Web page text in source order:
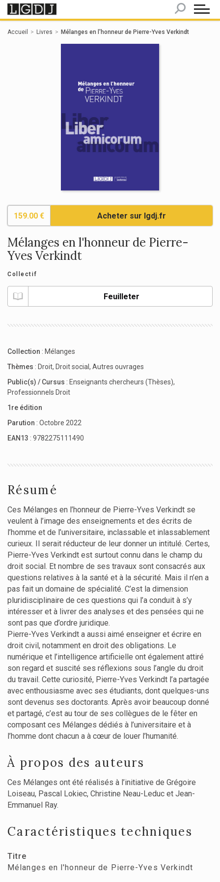
Accueil Livres Mélanges en l'honneur de Pierre-Yves Verkindt
159.00 € Acheter sur lgdj.fr
Mélanges en l'honneur de Pierre-
Yves Verkindt
Collectif
Feuilleter
Collection : Mélanges
Thèmes : Droit, Droit social , Autres ouvrages
Public(s) / Cursus : Enseignants chercheurs (Thèses),
Professionnels Droit
1re édition
Parution : Octobre 2022
EAN13 : 9782275111490
Résumé
Ces Mélanges en l’honneur de Pierre-Yves Verkindt se
veulent à l’image des enseignements et des écrits de
l’homme et de l’universitaire, inclassable et inlassablement
curieux. Il serait réducteur de leur donner un intitulé. Certes,
Pierre-Yves Verkindt est surtout connu dans le champ du
droit social. Et nombre de ses travaux sont consacrés aux
questions relatives à la santé et à la sécurité. Mais il n’en a
pas fait un domaine de spécialité. C’est la dimension
pluridisciplinaire de ces questions qui l’a conduit à s’y
intéresser et à livrer des analyses et des pensées qui ne
sont pas que d’ordre juridique.
Pierre-Yves Verkindt a aussi aimé enseigner et écrire en
droit civil, notamment en droit des obligations. Le
numérique et l’intelligence artificielle ont également attiré
son regard et suscité ses réflexions sous l’angle du droit
du travail. Cette curiosité, Pierre-Yves Verkindt l’a partagée
avec enthousiasme avec ses étudiants, dont quelques-uns
sont devenus ses doctorants. Après avoir beaucoup donné
et partagé, c’est au tour de ses collègues de le fêter en
composant ces Mélanges dédiés à l’universitaire et à
l’homme dont chacun a à cœur de louer l’humanité.
À propos des auteurs
Ces Mélanges ont été réalisés à l’initiative de Grégoire
Loiseau, Pascal Lokiec, Christine Neau-Leduc et Jean-
Emmanuel Ray.
Caractéristiques techniques
Titre
Mélanges en l'honneur de Pierre-Yves Verkindt
Panneau de gestion des cookies